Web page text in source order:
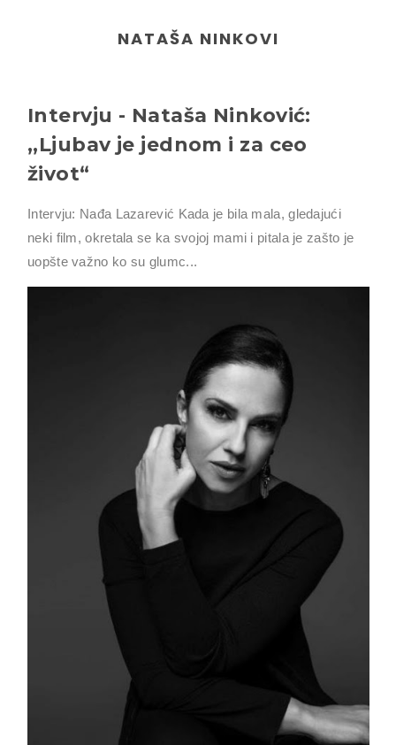
NATAŠA NINKOVI
Intervju - Nataša Ninković:
,,Ljubav je jednom i za ceo
život“
Intervju: Nađa Lazarević Kada je bila mala, gledajući
neki film, okretala se ka svojoj mami i pitala je zašto je
uopšte važno ko su glumc...